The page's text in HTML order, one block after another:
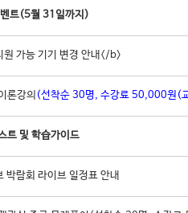
벤트(5월 31일까지)
원 가능 기기 변경 안내</b>
론강의 (선착순 30명, 수강료 50,000원(교
트 및 학습가이드
박람회 라이브 일정표 안내